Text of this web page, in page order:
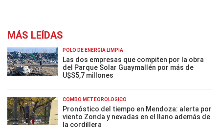
MÁS LEÍDAS
POLO DE ENERGÍA LIMPIA
Las dos empresas que compiten por la obra
del Parque Solar Guaymallén por más de
U$S5,7 millones
COMBO METEOROLÓGICO
Pronóstico del tiempo en Mendoza: alerta por
viento Zonda y nevadas en el llano además de
la cordillera